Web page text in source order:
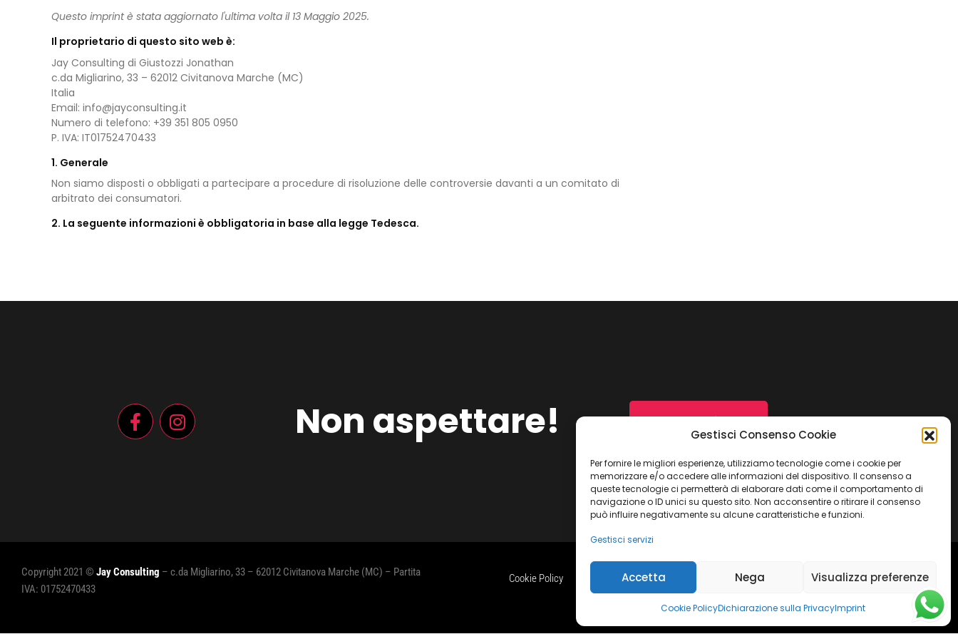
Gestisci Consenso Cookie
Per fornire le migliori esperienze, utilizziamo tecnologie come i cookie per
memorizzare e/o accedere alle informazioni del dispositivo. Il consenso a
queste tecnologie ci permetterà di elaborare dati come il comportamento di
navigazione o ID unici su questo sito. Non acconsentire o ritirare il consenso
può influire negativamente su alcune caratteristiche e funzioni.
Gestisci servizi
Accetta Nega Visualizza preferenze
Cookie PolicyDichiarazione sulla PrivacyImprint
Questo imprint è stata aggiornato l'ultima volta il 13 Maggio 2025.
Il proprietario di questo sito web è:
Jay Consulting di Giustozzi Jonathan
c.da Migliarino, 33 – 62012 Civitanova Marche (MC)
Italia
Email: info@jayconsulting.it
Numero di telefono: +39 351 805 0950
P. IVA: IT01752470433
1. Generale
Non siamo disposti o obbligati a partecipare a procedure di risoluzione delle controversie davanti a un comitato di
arbitrato dei consumatori.
2. La seguente informazioni è obbligatoria in base alla legge Tedesca.
Non aspettare! Contattaci ora
Copyright 2021 © Jay Consulting – c.da Migliarino, 33 – 62012 Civitanova Marche (MC) – Partita
IVA: 01752470433
Cookie Policy Dichiarazione sulla Privacy Termini e condizioni
Imprint
Dichiarazione sulla Privacy